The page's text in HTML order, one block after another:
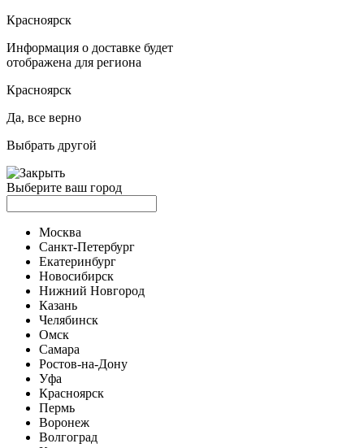
Красноярск
Информация о доставке будет
отображена для региона
Красноярск
Да, все верно
Выбрать другой
Выберите ваш город
Москва
Санкт-Петербург
Екатеринбург
Новосибирск
Нижний Новгород
Казань
Челябинск
Омск
Самара
Ростов-на-Дону
Уфа
Красноярск
Пермь
Воронеж
Волгоград